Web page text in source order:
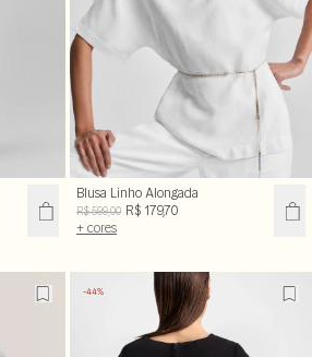
Blusa Linho Alongada
R$ 599,00 R$ 179,70
+ cores
-44%